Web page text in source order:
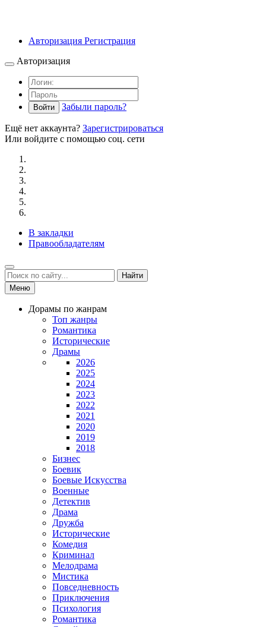
Авторизация Регистрация
Авторизация
Войти Забыли пароль?
Ещё нет аккаунта? Зарегистрироваться
Или войдите с помощью соц. сети
В закладки
Правообладателям
Найти
Меню
Дорамы по жанрам
Топ жанры
Романтика
Исторические
Драмы
2026
2025
2024
2023
2022
2021
2020
2019
2018
Бизнес
Боевик
Боевые Искусства
Военные
Детектив
Драма
Дружба
Исторические
Комедия
Криминал
Мелодрама
Мистика
Повседневность
Приключения
Психология
Романтика